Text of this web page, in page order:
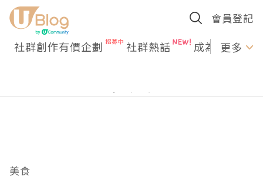
會員登記
社群創作有價企劃 社群熱話 成為U更多
美食